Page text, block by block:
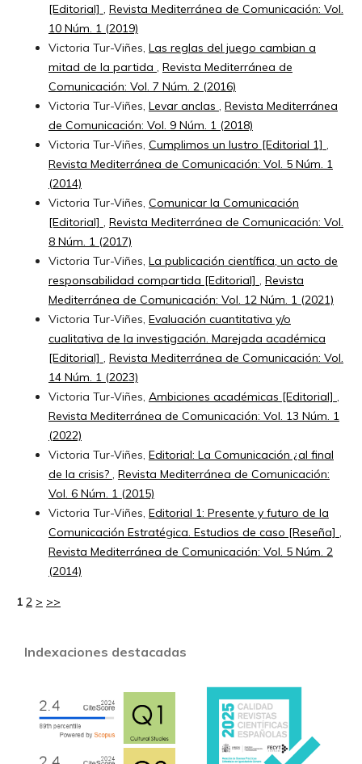
[Editorial] , Revista Mediterránea de Comunicación: Vol.
10 Núm. 1 (2019)
Victoria Tur-Viñes, Las reglas del juego cambian a
mitad de la partida , Revista Mediterránea de
Comunicación: Vol. 7 Núm. 2 (2016)
Victoria Tur-Viñes, Levar anclas , Revista Mediterránea
de Comunicación: Vol. 9 Núm. 1 (2018)
Victoria Tur-Viñes, Cumplimos un lustro [Editorial 1] ,
Revista Mediterránea de Comunicación: Vol. 5 Núm. 1
(2014)
Victoria Tur-Viñes, Comunicar la Comunicación
[Editorial] , Revista Mediterránea de Comunicación: Vol.
8 Núm. 1 (2017)
Victoria Tur-Viñes, La publicación científica, un acto de
responsabilidad compartida [Editorial] , Revista
Mediterránea de Comunicación: Vol. 12 Núm. 1 (2021)
Victoria Tur-Viñes, Evaluación cuantitativa y/o
cualitativa de la investigación. Marejada académica
[Editorial] , Revista Mediterránea de Comunicación: Vol.
14 Núm. 1 (2023)
Victoria Tur-Viñes, Ambiciones académicas [Editorial] ,
Revista Mediterránea de Comunicación: Vol. 13 Núm. 1
(2022)
Victoria Tur-Viñes, Editorial: La Comunicación ¿al final
de la crisis? , Revista Mediterránea de Comunicación:
Vol. 6 Núm. 1 (2015)
Victoria Tur-Viñes, Editorial 1: Presente y futuro de la
Comunicación Estratégica. Estudios de caso [Reseña] ,
Revista Mediterránea de Comunicación: Vol. 5 Núm. 2
(2014)
1 2 > >>
Indexaciones destacadas